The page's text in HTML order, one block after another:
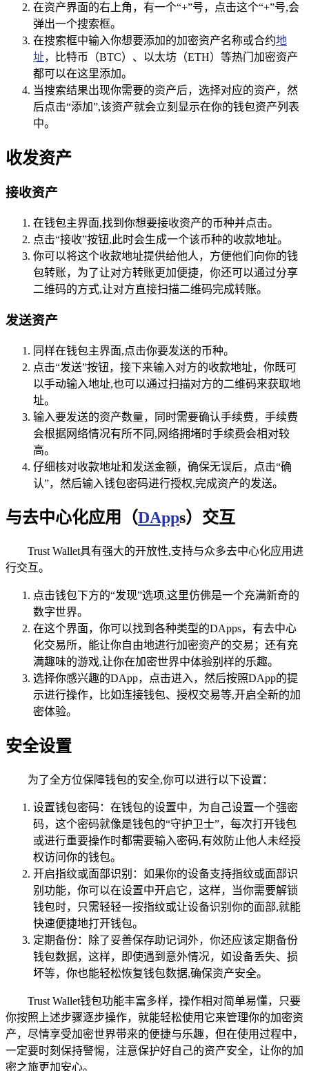
在资产界面的右上角，有一个“+”号，点击这个“+”号,会
弹出一个搜索框。
在搜索框中输入你想要添加的加密资产名称或合约地
址，比特币（BTC）、以太坊（ETH）等热门加密资产
都可以在这里添加。
当搜索结果出现你需要的资产后，选择对应的资产，然
后点击“添加”,该资产就会立刻显示在你的钱包资产列表
中。
收发资产
接收资产
在钱包主界面,找到你想要接收资产的币种并点击。
点击“接收”按钮,此时会生成一个该币种的收款地址。
你可以将这个收款地址提供给他人，方便他们向你的钱
包转账，为了让对方转账更加便捷，你还可以通过分享
二维码的方式,让对方直接扫描二维码完成转账。
发送资产
同样在钱包主界面,点击你要发送的币种。
点击“发送”按钮，接下来输入对方的收款地址，你既可
以手动输入地址,也可以通过扫描对方的二维码来获取地
址。
输入要发送的资产数量，同时需要确认手续费，手续费
会根据网络情况有所不同,网络拥堵时手续费会相对较
高。
仔细核对收款地址和发送金额，确保无误后，点击“确
认”，然后输入钱包密码进行授权,完成资产的发送。
与去中心化应用（DApps）交互
Trust Wallet具有强大的开放性,支持与众多去中心化应用进
行交互。
点击钱包下方的“发现”选项,这里仿佛是一个充满新奇的
数字世界。
在这个界面，你可以找到各种类型的DApps，有去中心
化交易所，能让你自由地进行加密资产的交易；还有充
满趣味的游戏,让你在加密世界中体验别样的乐趣。
选择你感兴趣的DApp，点击进入，然后按照DApp的提
示进行操作，比如连接钱包、授权交易等,开启全新的加
密体验。
安全设置
为了全方位保障钱包的安全,你可以进行以下设置：
设置钱包密码：在钱包的设置中，为自己设置一个强密
码，这个密码就像是钱包的“守护卫士”，每次打开钱包
或进行重要操作时都需要输入密码,有效防止他人未经授
权访问你的钱包。
开启指纹或面部识别：如果你的设备支持指纹或面部识
别功能，你可以在设置中开启它，这样，当你需要解锁
钱包时，只需轻轻一按指纹或让设备识别你的面部,就能
快速便捷地打开钱包。
定期备份：除了妥善保存助记词外，你还应该定期备份
钱包数据，这样，即使遇到意外情况，如设备丢失、损
坏等，你也能轻松恢复钱包数据,确保资产安全。
Trust Wallet钱包功能丰富多样，操作相对简单易懂，只要
你按照上述步骤逐步操作，就能轻松使用它来管理你的加密资
产，尽情享受加密世界带来的便捷与乐趣，但在使用过程中，
一定要时刻保持警惕，注意保护好自己的资产安全，让你的加
密之旅更加安心。